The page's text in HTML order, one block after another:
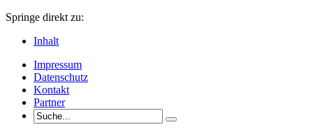
Springe direkt zu:
Inhalt
Impressum
Datenschutz
Kontakt
Partner